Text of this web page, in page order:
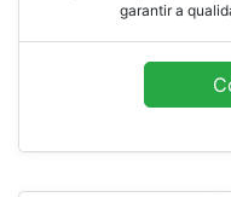
garantir a